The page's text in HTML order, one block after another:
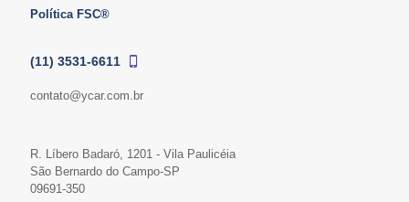
Política FSC®
(11) 3531-6611
contato@ycar.com.br
R. Líbero Badaró, 1201 - Vila Paulicéia
São Bernardo do Campo-SP
09691-350